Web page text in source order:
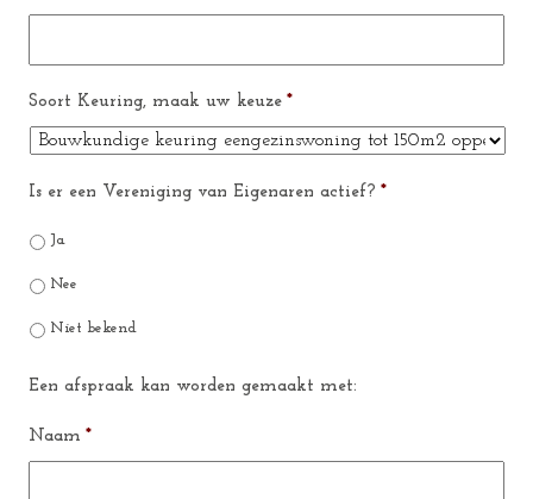
Soort Keuring, maak uw keuze *
Is er een Vereniging van Eigenaren actief? *
Ja
Nee
Niet bekend
Een afspraak kan worden gemaakt met:
Naam *